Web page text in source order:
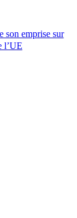
son emprise sur
l’UE